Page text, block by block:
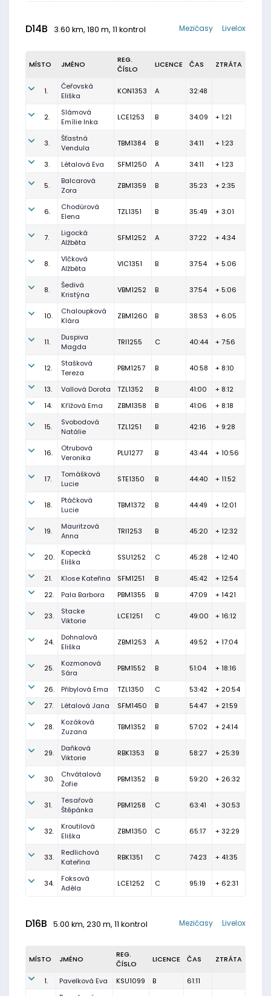
D14B 3.60 km, 180 m, 11 kontrol Livelox
Mezičasy
MÍSTO JMÉNO
REG.
ČÍSLO
LICENCE ČAS ZTRÁTA
1.
Čeřovská
Eliška
KON1353 A 32:48
2.
Slámová
Emílie Inka
LCE1253 B 34:09 + 1:21
3.
Šťastná
Vendula
TBM1384 B 34:11 + 1:23
3. Létalová Eva SFM1250 A 34:11 + 1:23
5.
Balcarová
Zora
ZBM1359 B 35:23 + 2:35
6.
Chodúrová
Elena
TZL1351 B 35:49 + 3:01
7.
Ligocká
Alžběta
SFM1252 A 37:22 + 4:34
8.
Vlčková
Alžběta
VIC1351 B 37:54 + 5:06
8.
Šedivá
Kristýna
VBM1252 B 37:54 + 5:06
10.
Chaloupková
Klára
ZBM1260 B 38:53 + 6:05
11.
Duspiva
Magda
TRI1255 C 40:44 + 7:56
12.
Stašková
Tereza
PBM1257 B 40:58 + 8:10
13. Vallová Dorota TZL1352 B 41:00
+ 8:12
14.
Křížová Ema ZBM1358 B 41:06 + 8:18
15.
Svobodová
Natálie
TZL1251 B 42:16 + 9:28
16.
Otrubová
Veronika
PLU1277 B 43:44 + 10:56
17.
Tomášková
Lucie
STE1350 B 44:40 + 11:52
18.
Ptáčková
Lucie
TBM1372 B 44:49 + 12:01
19.
Mauritzová
Anna
TRI1253 B 45:20 + 12:32
20.
Kopecká
Eliška
SSU1252 C 45:28 + 12:40
21. Klose Kateřina SFM1251 B 45:42
+ 12:54
22.
Pala Barbora PBM1355 B 47:09 + 14:21
23.
Stacke
Viktorie
LCE1251 C 49:00 + 16:12
24.
Dohnalová
Eliška
ZBM1253 A 49:52 + 17:04
25.
Kozmonová
Sára
PBM1552 B 51:04 + 18:16
26. Přibylová Ema TZL1350 C 53:42
+ 20:54
27.
Létalová Jana SFM1450 B 54:47 + 21:59
28.
Kozáková
Zuzana
TBM1352 B 57:02 + 24:14
29.
Daňková
Viktorie
RBK1353 B 58:27 + 25:39
30.
Chvátalová
Žofie
PBM1352 B 59:20 + 26:32
31.
Tesařová
Štěpánka
PBM1258 C 63:41 + 30:53
32.
Kroutilová
Eliška
ZBM1350 C 65:17 + 32:29
33.
Redlichová
Kateřina
RBK1351 C 74:23 + 41:35
34.
Foksová
Adéla
LCE1252 C 95:19 + 62:31
D16B 5.00 km, 230 m, 11 kontrol Livelox
Mezičasy
MÍSTO JMÉNO
REG.
ČÍSLO
LICENCE ČAS ZTRÁTA
1. Pavelková Eva KSU1099 B
61:11